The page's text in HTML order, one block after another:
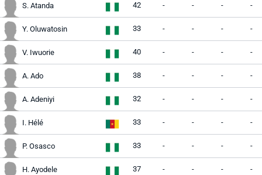
S. Atanda 42 - - - -
Y. Oluwatosin 33 - - - -
V. Iwuorie 40 - - - -
A. Ado 38 - - - -
A. Adeniyi 32 - - - -
I. Hélé 33 - - - -
P. Osasco 33 - - - -
H. Ayodele 37 - - - -